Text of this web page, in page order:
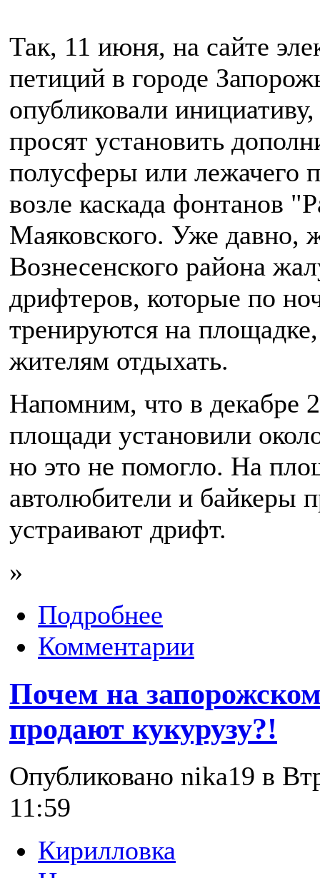
Так, 11 июня, на сайте
петиций в городе
опубликовали
просят установить
полусферы или лежачего
возле каскада фонтанов
Маяковского. Уже давно,
Вознесенского района
дрифтеров, которые по
тренируются на
жителям отдыхать.
Напомним, что в декабре
площади установили
но это не помогло. На
автолюбители и байкеры
устраивают дрифт.
»
Подробнее
Комментарии
Почем на
продают кукурузу?!
Опубликовано nika19 в
11:59
Кирилловка